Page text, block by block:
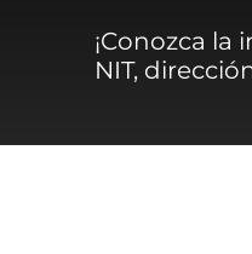
¡Conozca
NIT,